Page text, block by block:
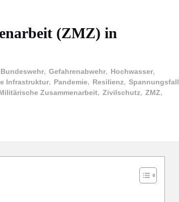
(ZMZ) in
Bundeswehr, Gefahrenabwehr, Hochwasser,
Infrastruktur, Pandemie, Resilienz, Spannungsfall
Zusammenarbeit, Zivilschutz, ZMZ,